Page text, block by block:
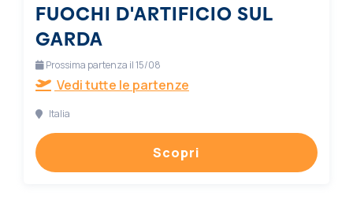
FUOCHI D'ARTIFICIO SUL
GARDA
Prossima partenza il 15/08
Vedi tutte le partenze
Italia
Scopri